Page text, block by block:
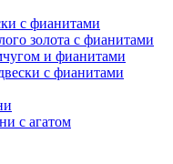
с фианитами
золота с фианитами
и фианитами
с фианитами
с агатом